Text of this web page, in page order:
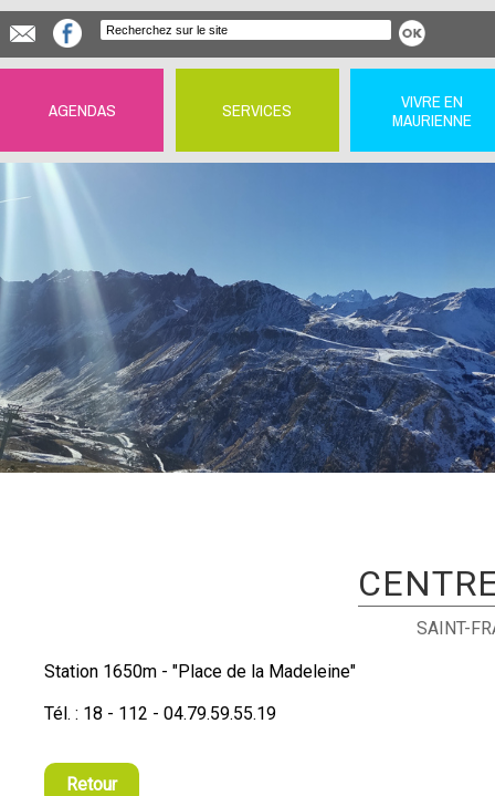
AGENDAS SERVICES
VIVRE EN
MAURIENNE
SAINT-
Station 1650m - "Place de la Madeleine"
Tél. : 18 - 112 - 04.79.59.55.19
Retour